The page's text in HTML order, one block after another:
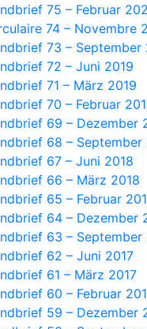
75 – Februar
74 – Novembre
73 – September
72 – Juni 2019
71 – März 2019
70 – Februar
69 – Dezember
68 – September
67 – Juni 2018
66 – März 2018
65 – Februar
64 – Dezember
63 – September
62 – Juni 2017
61 – März 2017
60 – Februar
59 – Dezember